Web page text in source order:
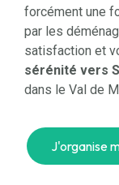
forcément une
par les
satisfaction et
sérénité vers
dans le Val de
J'organise